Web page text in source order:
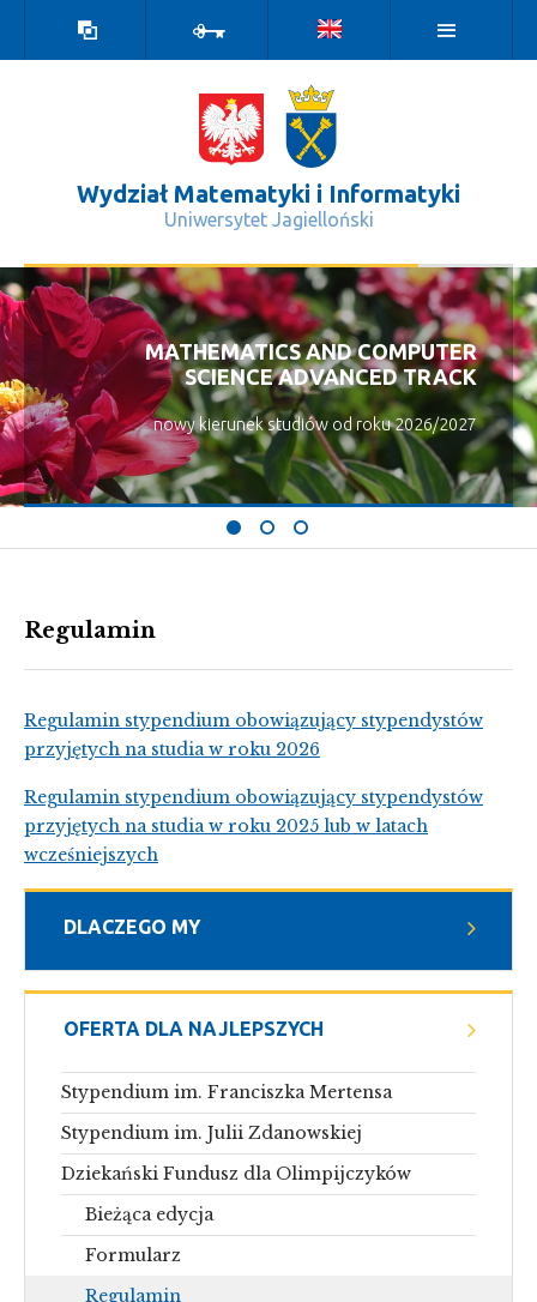
kontrastowa
Wydział Matematyki i Informatyki
Uniwersytet Jagielloński
Regulamin - Wydział Matematyki i
MATHEMATICS AND COMPUTER
SCIENCE ADVANCED TRACK
nowy kierunek studiów od roku 2026/2027
DLACZEGO MY
OFERTA DLA NAJLEPSZYCH
Stypendium im. Franciszka Mertensa
Stypendium im. Julii Zdanowskiej
Dziekański Fundusz dla Olimpijczyków
Bieżąca edycja
Formularz
Regulamin
Regulamin
Regulamin stypendium obowiązujący stypendystów
przyjętych na studia w roku 2026
Regulamin stypendium obowiązujący stypendystów
przyjętych na studia w roku 2025 lub w latach
wcześniejszych